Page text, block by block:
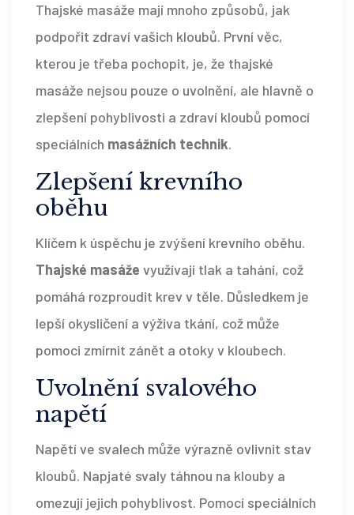
Thajské masáže mají mnoho způsobů, jak
podpořit zdraví vašich kloubů. První věc,
kterou je třeba pochopit, je, že thajské
masáže nejsou pouze o uvolnění, ale hlavně o
zlepšení pohyblivosti a zdraví kloubů pomocí
speciálních masážních technik.
Zlepšení krevního
oběhu
Klíčem k úspěchu je zvýšení krevního oběhu.
Thajské masáže využívají tlak a tahání, což
pomáhá rozproudit krev v těle. Důsledkem je
lepší okysličení a výživa tkání, což může
pomoci zmírnit zánět a otoky v kloubech.
Uvolnění svalového
napětí
Napětí ve svalech může výrazně ovlivnit stav
kloubů. Napjaté svaly táhnou na klouby a
omezují jejich pohyblivost. Pomocí speciálních